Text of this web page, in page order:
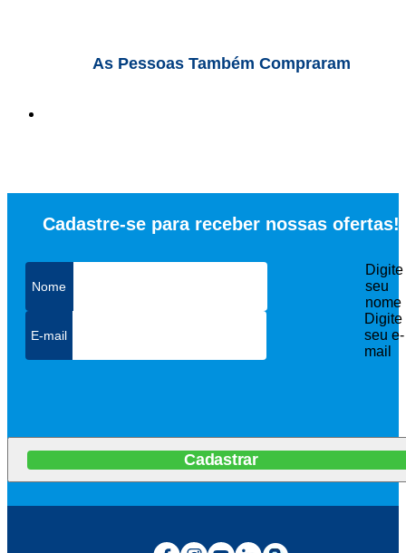
As Pessoas Também Compraram
Cadastre-se para receber nossas ofertas!
Digite
seu
nome
Digite
seu e-
mail
Cadastrar